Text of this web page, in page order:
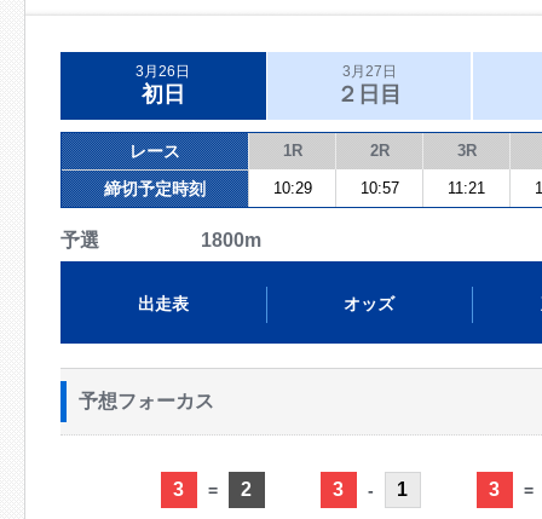
3月26日
初日
3月27日
２日目
レース 1R 2R 3R
締切予定時刻 10:29 10:57 11:21
予選 1800m
出走表 オッズ
予想フォーカス
3 = 2 3 - 1 3 =